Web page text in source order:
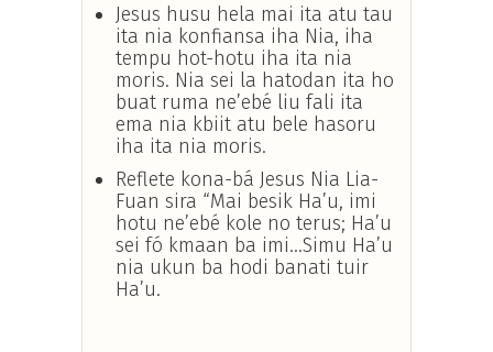
Jesus husu hela mai ita atu tau
ita nia konfiansa iha Nia, iha
tempu hot-hotu iha ita nia
moris. Nia sei la hatodan ita ho
buat ruma ne’ebé liu fali ita
ema nia kbiit atu bele hasoru
iha ita nia moris.
Reflete kona-bá Jesus Nia Lia-
Fuan sira “Mai besik Ha’u, imi
hotu ne’ebé kole no terus; Ha’u
sei fó kmaan ba imi...Simu Ha’u
nia ukun ba hodi banati tuir
Ha’u.